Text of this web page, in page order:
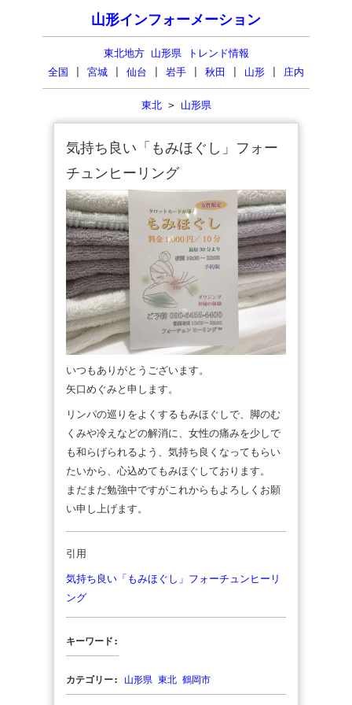
山形インフォーメーション
東北地方 山形県 トレンド情報
全国
宮城 仙台 岩手 秋田 山形 庄内
東北> 山形県
気持ち良い「もみほぐし」フォー
チュンヒーリング
いつもありがとうございます。
矢口めぐみと申します。
リンパの巡りをよくするもみほぐしで、脚のむ
くみや冷えなどの解消に、女性の痛みを少しで
も和らげられるよう、気持ち良くなってもらい
たいから、心込めてもみほぐしております。
まだまだ勉強中ですがこれからもよろしくお願
い申し上げます。
引用
気持ち良い「もみほぐし」フォーチュンヒーリ
ング
キーワード:
カテゴリー: 山形県 東北 鶴岡市